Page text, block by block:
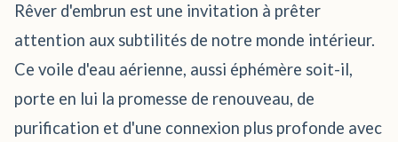
Rêver d'embrun est une invitation à prêter
attention aux subtilités de notre monde intérieur.
Ce voile d'eau aérienne, aussi éphémère soit-il,
porte en lui la promesse de renouveau, de
purification et d'une connexion plus profonde avec